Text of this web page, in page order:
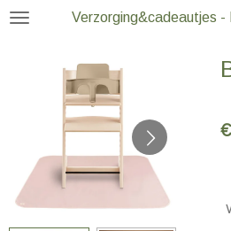
Ga
hoofdinhoud
Verzorging&cadeautjes -